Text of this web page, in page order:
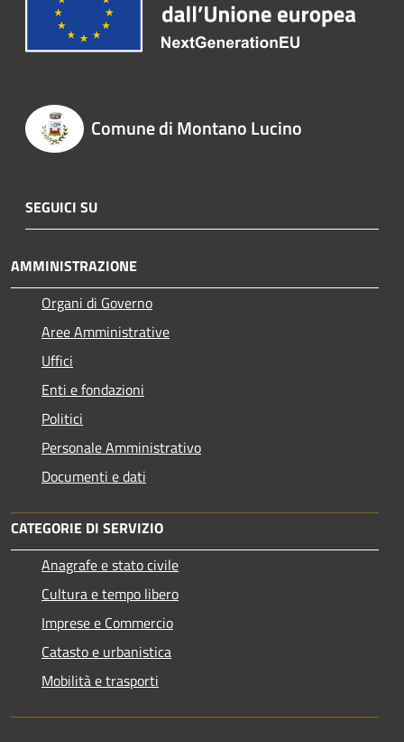
Comune di Montano Lucino
SEGUICI SU
AMMINISTRAZIONE
Organi di Governo
Aree Amministrative
Uffici
Enti e fondazioni
Politici
Personale Amministrativo
Documenti e dati
CATEGORIE DI SERVIZIO
Anagrafe e stato civile
Cultura e tempo libero
Imprese e Commercio
Catasto e urbanistica
Mobilità e trasporti